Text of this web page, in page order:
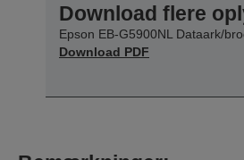
Download flere
Epson EB-G5900NL Dataark/
Download PDF